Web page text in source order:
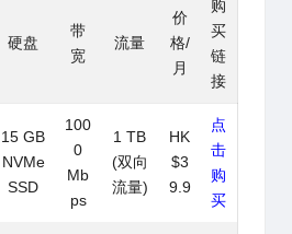
硬盘
带
宽
流量
价
格/
月
购
买
链
接
15 GB
NVMe
SSD
100
0
Mb
ps
1 TB
(双向
流量)
HK
$3
9.9
点
击
购
买